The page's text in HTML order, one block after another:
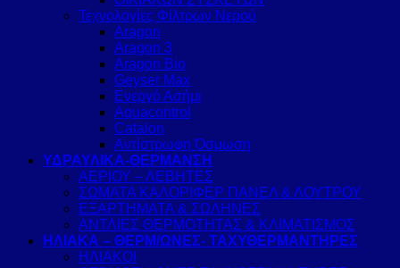
Τεχνολογίες Φίλτρων Νερού
Aragon
Aragon 3
Aragon Bio
Geyser Max
Ενεργό Ασήμι
Aquacontrol
Catalon
Αντίστρωφη Όσμωση
ΥΔΡΑΥΛΙΚΑ-ΘΕΡΜΑΝΣΗ
ΑΕΡΙΟΥ – ΛΕΒΗΤΕΣ
ΣΩΜΑΤΑ ΚΑΛΟΡΙΦΕΡ ΠΑΝΕΛ & ΛΟΥΤΡΟΥ
ΕΞΑΡΤΗΜΑΤΑ & ΣΩΛΗΝΕΣ
ΑΝΤΛΙΕΣ ΘΕΡΜΟΤΗΤΑΣ & ΚΛΙΜΑΤΙΣΜΟΣ
ΗΛΙΑΚΑ – ΘΕΡΜ/ΩΝΕΣ- ΤΑΧΥΘΕΡΜΑΝΤΗΡΕΣ
ΗΛΙΑΚΟΙ